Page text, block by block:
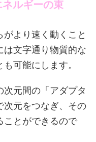
ルギーの束
より速く動くこと
は文字通り物質的な
可能にします。
元間の「アダプタ
次元をつなぎ、その
ことができるので